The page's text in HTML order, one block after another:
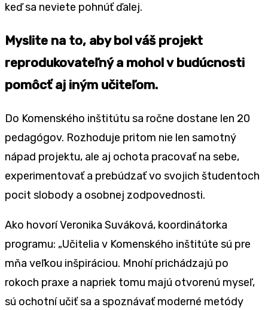
keď sa neviete pohnúť ďalej.
Myslite na to, aby bol váš projekt
reprodukovateľný a mohol v budúcnosti
pomôcť aj iným učiteľom.
Do Komenského inštitútu sa ročne dostane len 20
pedagógov. Rozhoduje pritom nie len samotný
nápad projektu, ale aj ochota pracovať na sebe,
experimentovať a prebúdzať vo svojich študentoch
pocit slobody a osobnej zodpovednosti.
Ako hovorí Veronika Suváková, koordinátorka
programu: „Učitelia v Komenského inštitúte sú pre
mňa veľkou inšpiráciou. Mnohí prichádzajú po
rokoch praxe a napriek tomu majú otvorenú myseľ,
sú ochotní učiť sa a spoznávať moderné metódy